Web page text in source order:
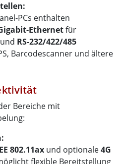
PCs enthalten
Ethernetfür
RS-232/422/485
Barcodescanner und ältere
Bereiche mit
802.11ax und optionale4G
flexible Bereitstellung